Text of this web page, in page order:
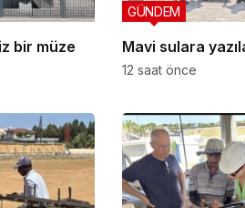
bir müze Mavi sulara
GÜNDEM
12 saat önce